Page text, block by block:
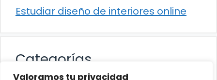
Valoramos tu privacidad
Estudiar diseño de interiores online
Categorías